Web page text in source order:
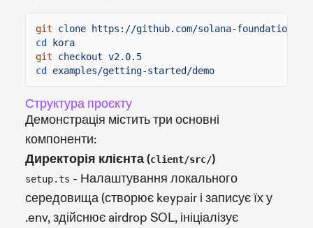
git
clone https://github.com/solana-foundation/
cd
kora
git
checkout v2.0.5
cd
examples/getting-started/demo
Структура проєкту
Демонстрація містить три основні
компоненти:
Директорія клієнта (client/src/)
setup.ts - Налаштування локального
середовища (створює keypair і записує їх у
.env, здійснює airdrop SOL, ініціалізує